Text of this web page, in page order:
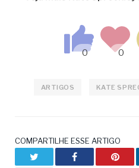
ARTIGOS KATE
COMPARTILHE ESSE ARTIGO
Facebook